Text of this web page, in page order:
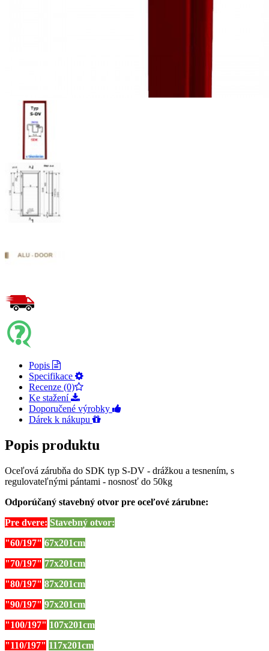
Popis
Specifikace
Recenze (0)
Ke stažení
Doporučené výrobky
Dárek k nákupu
Popis produktu
Oceľová zárubňa do SDK typ S-DV - drážkou a tesnením, s
regulovateľnými pántami - nosnosť do 50kg
Odporúčaný stavebný otvor pre oceľové zárubne:
Pre dvere: Stavebný otvor:
"60/197" 67x201cm
"70/197" 77x201cm
"80/197" 87x201cm
"90/197" 97x201cm
"100/197" 107x201cm
"110/197" 117x201cm